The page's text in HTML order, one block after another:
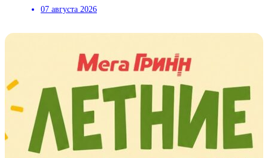
07 августа 2026